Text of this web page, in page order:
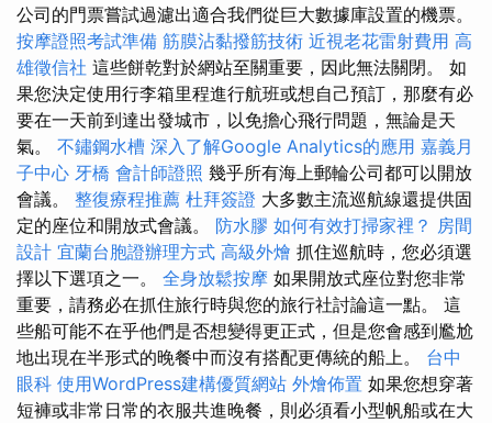
公司的門票嘗試過濾出適合我們從巨大數據庫設置的機票。
按摩證照考試準備 筋膜沾黏撥筋技術 近視老花雷射費用 高
雄徵信社 這些餅乾對於網站至關重要，因此無法關閉。 如
果您決定使用行李箱里程進行航班或想自己預訂，那麼有必
要在一天前到達出發城市，以免擔心飛行問題，無論是天
氣。 不鏽鋼水槽 深入了解Google Analytics的應用 嘉義月
子中心 牙橋 會計師證照 幾乎所有海上郵輪公司都可以開放
會議。 整復療程推薦 杜拜簽證 大多數主流巡航線還提供固
定的座位和開放式會議。 防水膠 如何有效打掃家裡？ 房間
設計 宜蘭台胞證辦理方式 高級外燴 抓住巡航時，您必須選
擇以下選項之一。 全身放鬆按摩 如果開放式座位對您非常
重要，請務必在抓住旅行時與您的旅行社討論這一點。 這
些船可能不在乎他們是否想變得更正式，但是您會感到尷尬
地出現在半形式的晚餐中而沒有搭配更傳統的船上。 台中
眼科 使用WordPress建構優質網站 外燴佈置 如果您想穿著
短褲或非常日常的衣服共進晚餐，則必須看小型帆船或在大